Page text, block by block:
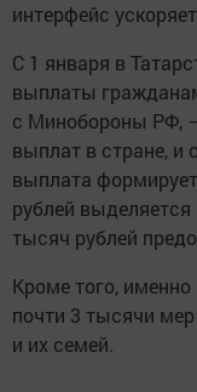
интерфейс
С 1 января в
выплаты
с Минобороны РФ,
выплат в стране,
выплата
рублей
тысяч рублей
Кроме того, именно
почти 3 тысячи
и их семей.